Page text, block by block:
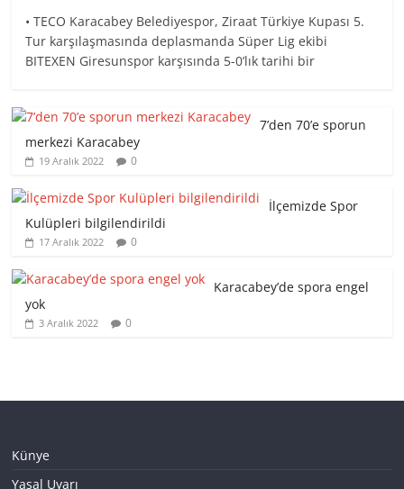
• TECO Karacabey Belediyespor, Ziraat Türkiye Kupası 5.
Tur karşılaşmasında deplasmanda Süper Lig ekibi
BITEXEN Giresunspor karşısında 5-0’lık tarihi bir
7’den 70’e sporun
merkezi Karacabey
19 Aralık 2022 0
İlçemizde Spor
Kulüpleri bilgilendirildi
17 Aralık 2022 0
Karacabey’de spora engel
yok
3 Aralık 2022 0
Künye
Yasal Uyarı